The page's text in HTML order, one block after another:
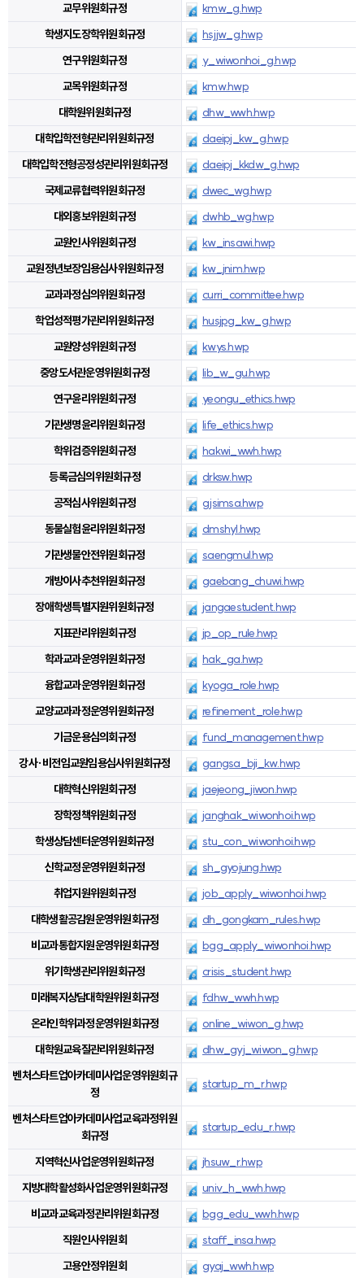
교무위원회규정
kmw_g.hwp
학생지도장학위원회규정
hsjjw_g.hwp
연구위원회규정
y_wiwonhoi_g.hwp
교목위원회규정
kmw.hwp
대학원위원회규정
dhw_wwh.hwp
대학입학전형관리위원회규정
daeipj_kw_g.hwp
대학입학전형공정성관리위원회규정
daeipj_kkdw_g.hwp
국제교류협력위원회규정
dwec_wg.hwp
대외홍보위원회규정
dwhb_wg.hwp
교원인사위원회규정
kw_insawi.hwp
교원정년보장임용심사위원회규정
kw_jnim.hwp
교과과정심의위원회규정
curri_committee.hwp
학업성적평가관리위원회규정
husjpg_kw_g.hwp
교원양성위원회규정
kwys.hwp
중앙도서관운영위원회규정
lib_w_gu.hwp
연구윤리위원회규정
yeongu_ethics.hwp
기관생명윤리위원회규정
life_ethics.hwp
학위검증위원회규정
hakwi_wwh.hwp
등록금심의위원회규정
drksw.hwp
공적심사위원회규정
gjsimsa.hwp
동물실험윤리위원회규정
dmshyl.hwp
기관생물안전위원회규정
saengmul.hwp
개방이사추천위원회규정
gaebang_chuwi.hwp
장애학생특별지원위원회규정
jangaestudent.hwp
지표관리위원회규정
jp_op_rule.hwp
학과교과운영위원회규정
hak_ga.hwp
융합교과운영위원회규정
kyoga_role.hwp
교양교과과정운영위원회규정
refinement_role.hwp
기금운용심의회규정
fund_management.hwp
강사·비전임교원임용심사위원회규정
gangsa_bji_kw.hwp
대학혁신위원회규정
jaejeong_jiwon.hwp
장학정책위원회규정
janghak_wiwonhoi.hwp
학생상담센터운영위원회규정
stu_con_wiwonhoi.hwp
신학교정운영위원회규정
sh_gyojung.hwp
취업지원위원회규정
job_apply_wiwonhoi.hwp
대학생활공감원운영위원회규정
dh_gongkam_rules.hwp
비교과통합지원운영위원회규정
bgg_apply_wiwonhoi.hwp
위기학생관리위원회규정
crisis_student.hwp
미래복지상담대학원위원회규정
fdhw_wwh.hwp
온라인학위과정운영위원회규정
online_wiwon_g.hwp
대학원교육질관리위원회규정
dhw_gyj_wiwon_g.hwp
벤처스타트업아카데미사업운영위원회규
정
startup_m_r.hwp
벤처스타트업아카데미사업교육과정위원
회규정
startup_edu_r.hwp
지역혁신사업운영위원회규정
jhsuw_r.hwp
지방대학활성화사업운영위원회규정
univ_h_wwh.hwp
비교과교육과정관리위원회규정
bgg_edu_wwh.hwp
직원인사위원회
staff_insa.hwp
고용안정위원회
gyaj_wwh.hwp